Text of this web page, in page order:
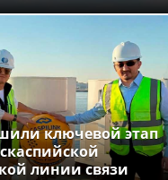
ключевой этап
линии связи